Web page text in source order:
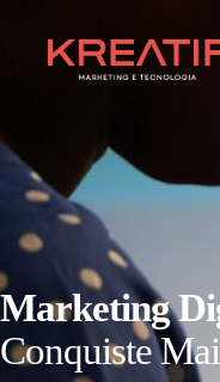
Marketing
Conquiste